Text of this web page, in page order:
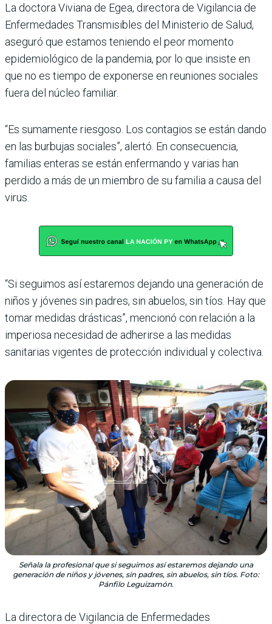
La doctora Viviana de Egea, directora de Vigilancia de
Enfermedades Transmisibles del Ministerio de Salud,
aseguró que estamos teniendo el peor momento
epidemiológico de la pandemia, por lo que insiste en
que no es tiempo de exponerse en reuniones sociales
fuera del núcleo familiar.
“Es sumamente riesgoso. Los contagios se están dando
en las burbujas sociales”, alertó. En consecuencia,
familias enteras se están enfermando y varias han
perdido a más de un miembro de su familia a causa del
virus.
“Si seguimos así estaremos dejando una generación de
niños y jóvenes sin padres, sin abuelos, sin tíos. Hay que
tomar medidas drásticas”, mencionó con relación a la
imperiosa necesidad de adherirse a las medidas
sanitarias vigentes de protección individual y colectiva.
Señala la profesional que si seguimos así estaremos dejando una
generación de niños y jóvenes, sin padres, sin abuelos, sin tíos. Foto:
Pánfilo Leguizamón.
La directora de Vigilancia de Enfermedades